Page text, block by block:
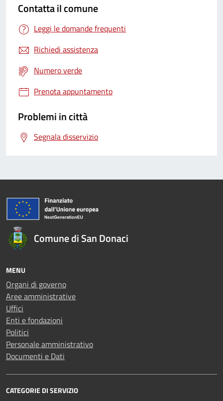
Contatta il comune
Leggi le domande frequenti
Richiedi assistenza
Numero verde
Prenota appuntamento
Problemi in città
Segnala disservizio
Comune di San Donaci
MENU
Organi di governo
Aree amministrative
Uffici
Enti e fondazioni
Politici
Personale amministrativo
Documenti e Dati
CATEGORIE DI SERVIZIO